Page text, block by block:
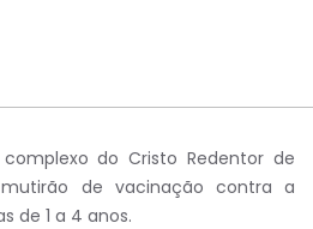
do Cristo Redentor de
mutirão de vacinação contra a
de 1 a 4 anos.